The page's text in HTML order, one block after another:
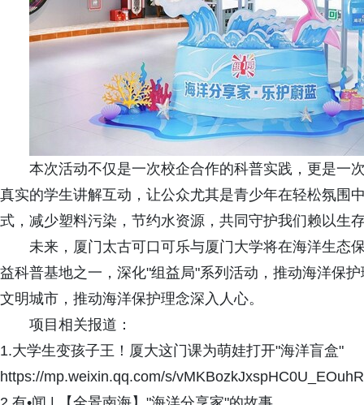
本次活动不仅是一次校企合作的科普实践，更是一
真实的学生讲解互动，让公众尤其是青少年在轻松氛围
式，减少塑料污染，节约水资源，共同守护我们赖以生
未来，厦门太古可口可乐与厦门大学将在海洋生态
益科普基地之一，深化"组益局"系列活动，推动海洋保
文明城市，推动海洋保护理念深入人心。
项目相关报道：
1.大学生变孩子王！厦大这门课为萌娃打开"海洋盲盒"
https://mp.weixin.qq.com/s/